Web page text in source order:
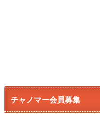
チャノマー会員募集